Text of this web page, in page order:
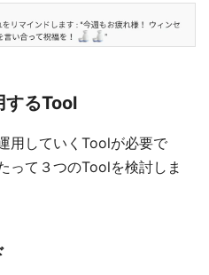
するTool
用していくToolが必要で
って３つのToolを検討しま